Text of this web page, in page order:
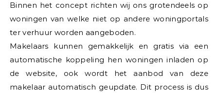
Binnen het concept richten wij ons grotendeels op
woningen van welke niet op andere woningportals
ter verhuur worden aangeboden.
Makelaars kunnen gemakkelijk en gratis via een
automatische koppeling hen woningen inladen op
de website, ook wordt het aanbod van deze
makelaar automatisch geupdate. Dit process is dus